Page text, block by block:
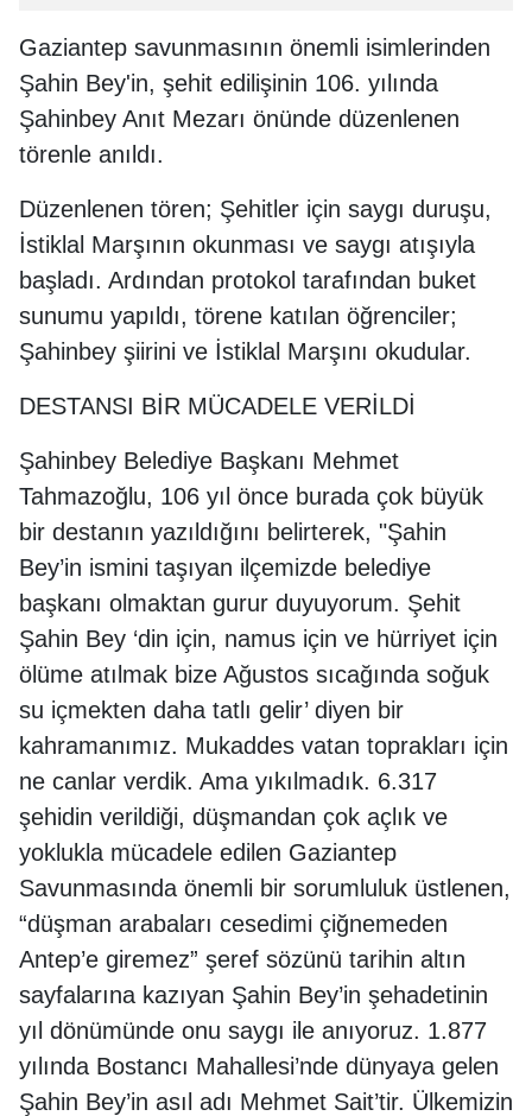
Gaziantep savunmasının önemli isimlerinden
Şahin Bey'in, şehit edilişinin 106. yılında
Şahinbey Anıt Mezarı önünde düzenlenen
törenle anıldı.
Düzenlenen tören; Şehitler için saygı duruşu,
İstiklal Marşının okunması ve saygı atışıyla
başladı. Ardından protokol tarafından buket
sunumu yapıldı, törene katılan öğrenciler;
Şahinbey şiirini ve İstiklal Marşını okudular.
DESTANSI BİR MÜCADELE VERİLDİ
Şahinbey Belediye Başkanı Mehmet
Tahmazoğlu, 106 yıl önce burada çok büyük
bir destanın yazıldığını belirterek, "Şahin
Bey’in ismini taşıyan ilçemizde belediye
başkanı olmaktan gurur duyuyorum. Şehit
Şahin Bey ‘din için, namus için ve hürriyet için
ölüme atılmak bize Ağustos sıcağında soğuk
su içmekten daha tatlı gelir’ diyen bir
kahramanımız. Mukaddes vatan toprakları için
ne canlar verdik. Ama yıkılmadık. 6.317
şehidin verildiği, düşmandan çok açlık ve
yoklukla mücadele edilen Gaziantep
Savunmasında önemli bir sorumluluk üstlenen,
“düşman arabaları cesedimi çiğnemeden
Antep’e giremez” şeref sözünü tarihin altın
sayfalarına kazıyan Şahin Bey’in şehadetinin
yıl dönümünde onu saygı ile anıyoruz. 1.877
yılında Bostancı Mahallesi’nde dünyaya gelen
Şahin Bey’in asıl adı Mehmet Sait’tir. Ülkemizin